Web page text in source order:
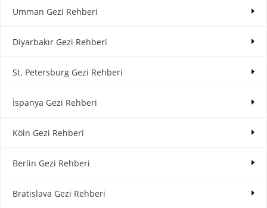
Umman Gezi Rehberi
Diyarbakır Gezi Rehberi
St. Petersburg Gezi Rehberi
İspanya Gezi Rehberi
Köln Gezi Rehberi
Berlin Gezi Rehberi
Bratislava Gezi Rehberi